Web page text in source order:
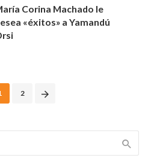
Corina Machado le
«éxitos» a Yamandú
2